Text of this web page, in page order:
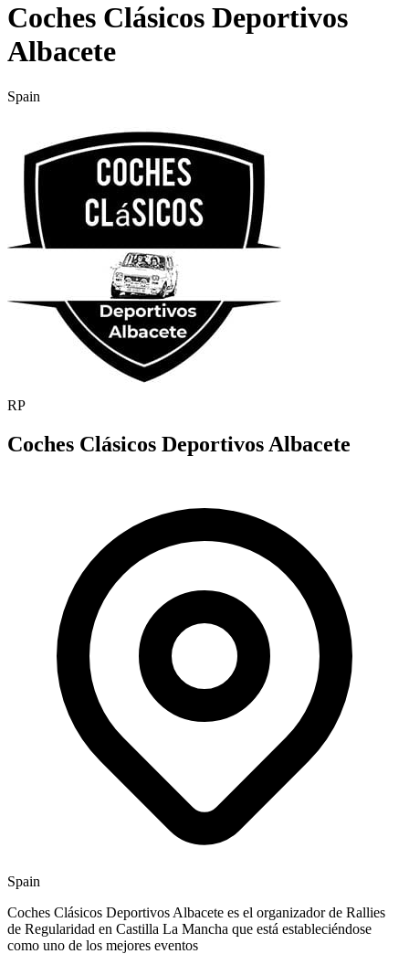
Coches Clásicos Deportivos
Albacete
Spain
RP
Coches Clásicos Deportivos Albacete
Spain
Coches Clásicos Deportivos Albacete es el organizador de Rallies
de Regularidad en Castilla La Mancha que está estableciéndose
como uno de los mejores eventos